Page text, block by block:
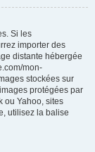
Si les
importer des
distante hébergée
mon-
stockées sur
protégées par
ou Yahoo, sites
utilisez la balise